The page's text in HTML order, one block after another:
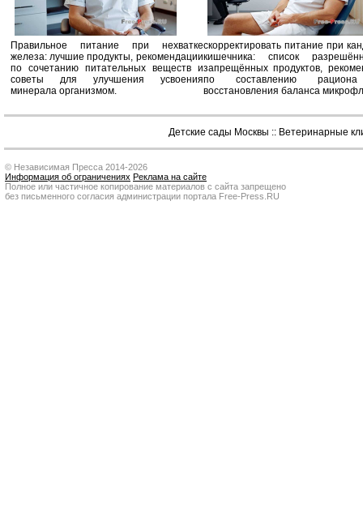
Правильное питание при нехватке
железа: лучшие продукты, рекомендации
по сочетанию питательных веществ и
советы для улучшения усвоения
минерала организмом.
скорректировать питание при
кишечника: список
запрещённых продуктов,
по составлению
восстановления баланса
Детские сады Москвы :: Ветеринарные
© Независимая Пресса 2014-2026
Информация об ограничениях Реклама на сайте
Полное или частичное копирование материалов с сайта запрещено
без письменного согласия администрации портала Free-Press.RU